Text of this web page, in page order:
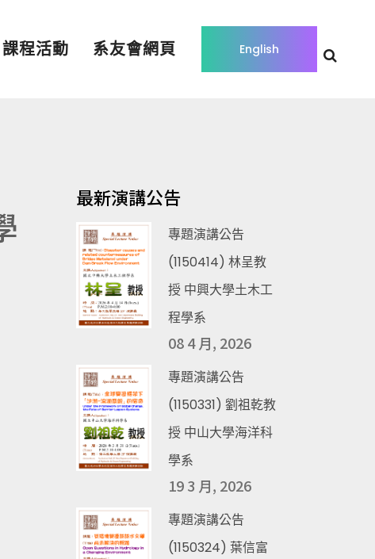
English
課程活動 系友會網頁
最新演講公告
專題演講公告
(1150414) 林呈教
授 中興大學土木工
程學系
08 4 月, 2026
專題演講公告
(1150331) 劉祖乾教
授 中山大學海洋科
學系
19 3 月, 2026
專題演講公告
(1150324) 葉信富